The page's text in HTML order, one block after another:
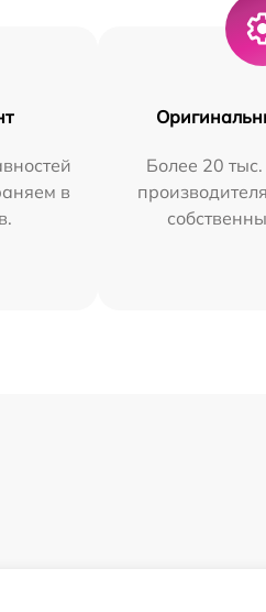
в
Более 20